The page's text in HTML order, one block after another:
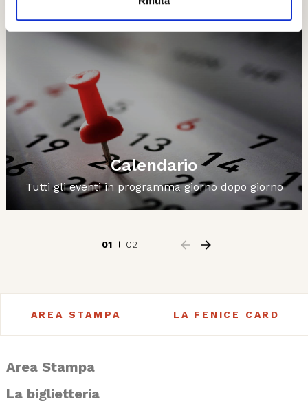
Calendario
Tutti gli eventi in programma giorno dopo giorno
01 02
AREA STAMPA LA FENICE CARD
Area Stampa
La biglietteria